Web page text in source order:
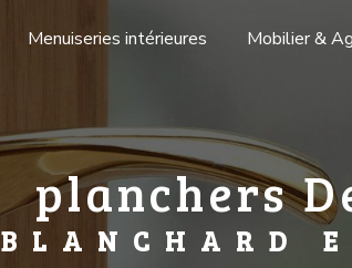
Menuiseries intérieures Mobilier &
planchers
BLANCHARD